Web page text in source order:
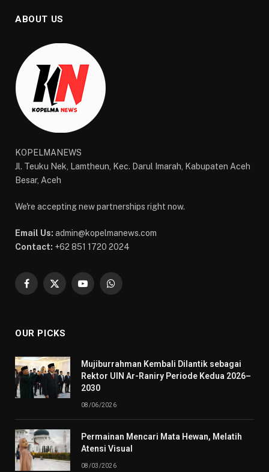
ABOUT US
KOPELMANEWS
Jl. Teuku Nek, Lamtheun, Kec. Darul Imarah, Kabupaten Aceh
Besar, Aceh
We're accepting new partnerships right now.
Email Us: admin@kopelmanews.com
Contact: +62 851 1720 2024
Facebook
X
YouTubeWhatsApp
OUR PICKS
Mujiburrahman Kembali Dilantik sebagai
Rektor UIN Ar-Raniry Periode Kedua 2026–
2030
08/06/2026
Permainan Mencari Mata Hewan, Melatih
Atensi Visual
08/03/2026